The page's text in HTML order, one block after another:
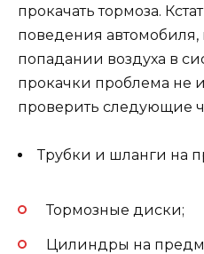
прокачать тормоза.
поведения автомобиля,
попадании воздуха в
прокачки проблема не
проверить следующие
Трубки и шланги на
Тормозные диски;
Цилиндры на